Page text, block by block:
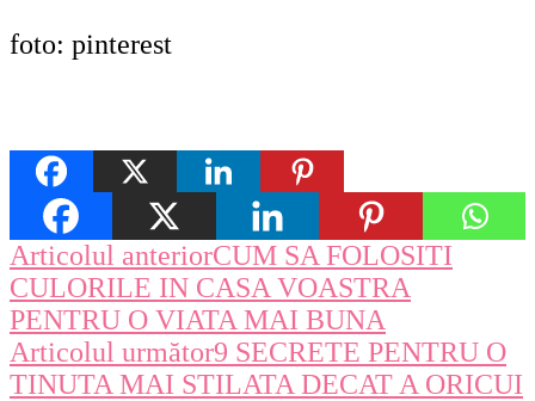
foto: pinterest
Navigare
în
articole
Articolul anteriorCUM SA FOLOSITI
CULORILE IN CASA VOASTRA
PENTRU O VIATA MAI BUNA
Articolul următor9 SECRETE PENTRU O
TINUTA MAI STILATA DECAT A ORICUI